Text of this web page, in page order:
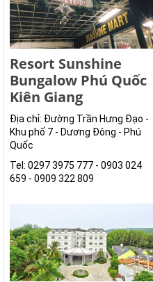
Resort Sunshine
Bungalow Phú Quốc
Kiên Giang
Địa chỉ: Đường Trần Hưng Đạo -
Khu phố 7 - Dương Đông - Phú
Quốc
Tel: 0297 3975 777 - 0903 024
659 - 0909 322 809